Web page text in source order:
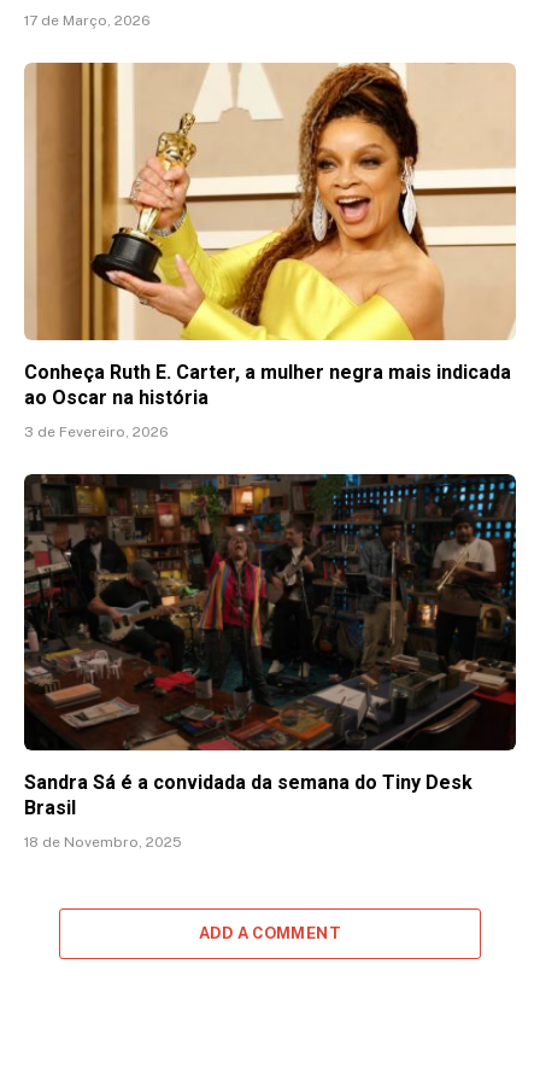
17 de Março, 2026
Conheça Ruth E. Carter, a mulher negra mais indicada
ao Oscar na história
3 de Fevereiro, 2026
Sandra Sá é a convidada da semana do Tiny Desk
Brasil
18 de Novembro, 2025
ADD A COMMENT